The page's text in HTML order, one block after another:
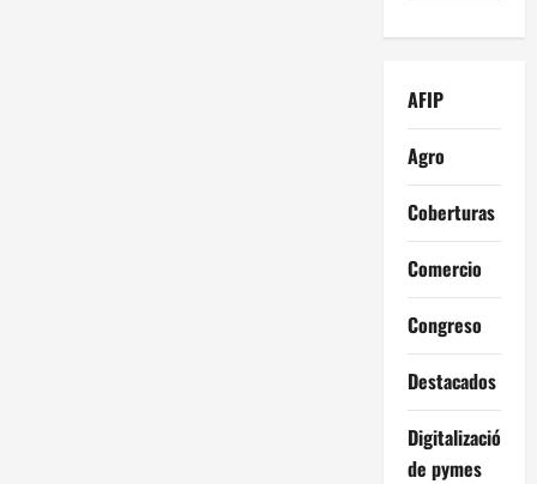
AFIP
Agro
Coberturas
Comercio
Congreso
Destacados
Digitalización
de pymes